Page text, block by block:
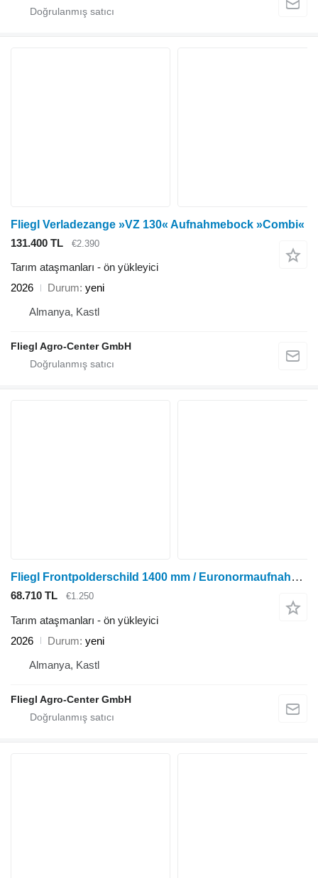
Fliegl Verladezange »VZ 130« Aufnahmebock »Combi«
131.400 TL
€2.390
Tarım ataşmanları - ön yükleyici
2026
Durum yeni
Almanya, Kastl
Fliegl Agro-Center GmbH
Fliegl Frontpolderschild 1400 mm / Euronormaufnahme / verzinkt
68.710 TL €1.250
Tarım ataşmanları - ön yükleyici
2026
Durum yeni
Almanya, Kastl
Fliegl Agro-Center GmbH